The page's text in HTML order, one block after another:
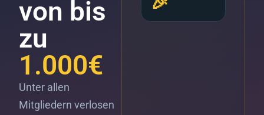
von bis
zu
1.000€
Unter allen
Mitgliedern verlosen